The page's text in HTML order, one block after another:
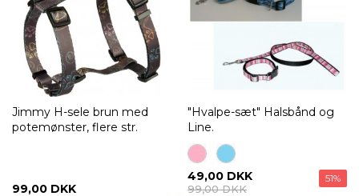
Jimmy H-sele brun med
potemønster, flere str.
99,00 DKK
"Hvalpe-sæt" Halsbånd og
Line.
49,00 DKK
99,00 DKK
51%